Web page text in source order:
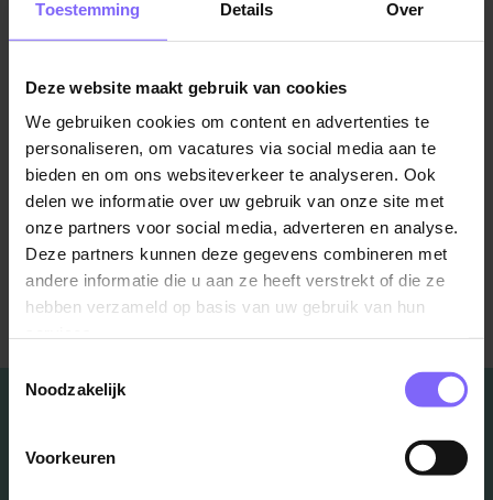
Toestemming Details Over
Deze website maakt gebruik van cookies
We gebruiken cookies om content en advertenties te
personaliseren, om vacatures via social media aan te
bieden en om ons websiteverkeer te analyseren. Ook
delen we informatie over uw gebruik van onze site met
onze partners voor social media, adverteren en analyse.
Deze partners kunnen deze gegevens combineren met
andere informatie die u aan ze heeft verstrekt of die ze
hebben verzameld op basis van uw gebruik van hun
Noodzakelijk
Voorkeuren
Warm geworden om je eerste of vervolgstap te
maken richting de gemeenten? Bekijk dan alle actuele
Sittard-Geleen,Gemeente Roermonden
Beek
Bron : Studelta
Terug naar alle items